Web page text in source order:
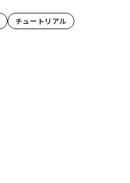
チュートリアル